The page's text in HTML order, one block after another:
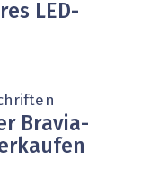
LED-
Bravia-